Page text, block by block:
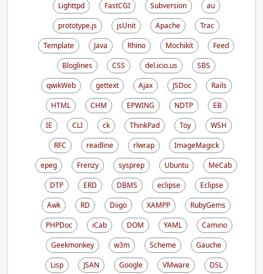
Lighttpd
FastCGI Subversion
au
prototype.js
jsUnit Apache
Trac
Template
Java Rhino Mochikit
Feed
Bloglines
CSS del.icio.us
SBS
qwikWeb
gettext Ajax JSDoc
Rails
HTML
CHM EPWING NDTP
EB
IE
CLI ck ThinkPad Toy
WSH
RFC
readline rlwrap
ImageMagick
epeg
Frenzy sysprep Ubuntu
MeCab
DTP
ERD DBMS eclipse
Eclipse
Awk
RD Diigo XAMPP
RubyGems
PHPDoc
iCab DOM YAML
Camino
Geekmonkey
w3m Scheme
Gauche
Lisp
JSAN Google VMware
DSL